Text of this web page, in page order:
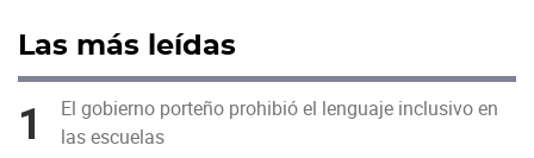
Las más leídas
1
El gobierno porteño prohibió el lenguaje inclusivo en
las escuelas